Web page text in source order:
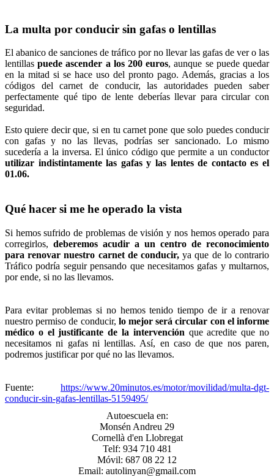
La multa por conducir sin gafas o lentillas
El abanico de sanciones de tráfico por no llevar las gafas de ver o las
lentillaspuede ascender a los 200 euros, aunque se puede quedar
en la mitad si se hace uso del pronto pago. Además, gracias a los
códigos del carnet de conducir, las autoridades pueden saber
perfectamente qué tipo de lente deberías llevar para circular con
seguridad.
Esto quiere decir que, si en tu carnet pone que solo puedes conducir
con gafas y no las llevas, podrías ser sancionado. Lo mismo
sucedería a la inversa. El único código que permite a un conductor
utilizar indistintamente las gafas y las lentes de contacto es el
01.06.
Qué hacer si me he operado la vista
Si hemos sufrido de problemas de visión y nos hemos operado para
corregirlos, deberemos acudir a un centro de reconocimiento
para renovar nuestro carnet de conducir, ya que de lo contrario
Tráfico podría seguir pensando que necesitamos gafas y multarnos,
por ende, si no las llevamos.
Para evitar problemas si no hemos tenido tiempo de ir a renovar
nuestro permiso de conducir, lo mejor será circular con el informe
médico o el justificante de la intervención que acredite que no
necesitamos ni gafas ni lentillas. Así, en caso de que nos paren,
podremos justificar por qué no las llevamos.
Fuente: https://www.20minutos.es/motor/movilidad/multa-dgt-
conducir-sin-gafas-lentillas-5159495/
Autoescuela en:
Monsén Andreu 29
Cornellà d'en Llobregat
Telf: 934 710 481
Móvil: 687 08 22 12
Email: autolinyan@gmail.com